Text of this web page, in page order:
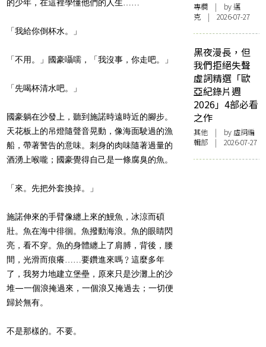
的少年，在這裡學懂他們的人生……
「我給你倒杯水。」
「不用。」國豪囁嚅，「我沒事，你走吧。」
「先喝杯清水吧。」
國豪躺在沙發上，聽到施諾時遠時近的腳步。
天花板上的吊燈隨聲音晃動，像海面駛過的漁
船，帶著警告的意味。刺身的肉味隨著過量的
酒湧上喉嚨；國豪覺得自己是一條腐臭的魚。
「來。先把外套換掉。」
施諾伸來的手臂像纏上來的鰻魚，冰涼而碩
壯。魚在海中徘徊。魚撥動海浪。魚的眼睛閃
亮，看不穿。魚的身體纏上了肩膊，背後，腰
間，光滑而痕癢……要鑽進來嗎﹖這麼多年
了，我努力地建立堡壘，原來只是沙灘上的沙
堆—一個浪掩過來，一個浪又掩過去；一切便
歸於無有。
不是那樣的。不要。
專欄 | by邁
克 | 2026-07-27
黑夜漫長，但
我們拒絕失聲
虛詞精選「歐
亞紀錄片週
2026」4部必看
之作
其他 | by 虛詞編
輯部 | 2026-07-27